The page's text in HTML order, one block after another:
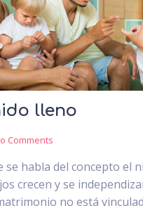
lleno
Comments
habla del concepto el
crecen y se
no está